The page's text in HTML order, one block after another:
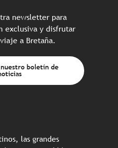
newsletter para
exclusiva y disfrutar
a Bretaña.
nuestro boletín de
las grandes